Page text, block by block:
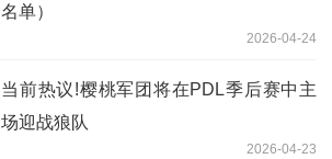
名单）
2026-04-24
当前热议!樱桃军团将在PDL季后赛中主
场迎战狼队
2026-04-23